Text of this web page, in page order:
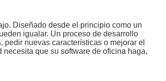
Diseñado desde el principio como un
igualar. Un proceso de desarrollo
nuevas características o mejorar el
que su software de oficina haga,